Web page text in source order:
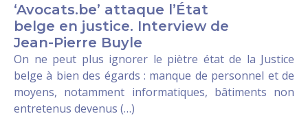
‘Avocats.be’ attaque l’État
belge en justice. Interview de
Jean-Pierre Buyle
On ne peut plus ignorer le piètre état de la Justice
belge à bien des égards : manque de personnel et de
moyens, notamment informatiques, bâtiments non
entretenus devenus (…)